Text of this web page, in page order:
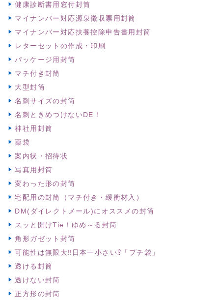
健康診断書用窓付封筒
マイナンバー対応源泉徴収票用封筒
マイナンバー対応扶養控除申告書用封筒
レターセットの作成・印刷
パッケージ用封筒
マチ付き封筒
大型封筒
名刺サイズの封筒
名刺ときめつけないDE！
神社用封筒
薬袋
案内状・招待状
写真用封筒
変わった形の封筒
宅配用の封筒（マチ付き・緩衝材入）
DM(ダイレクトメール)にオススメの封筒
スッと開けTie！ゆめ～る封筒
角形ガゼット封筒
可能性は無限大‼日本一小さい⁉「プチ袋」
透ける封筒
透けない封筒
正方形の封筒